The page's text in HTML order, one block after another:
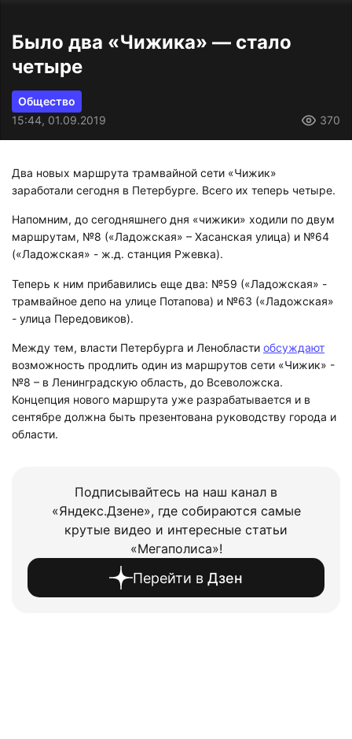
Было два «Чижика» — стало
четыре
Общество
15:44, 01.09.2019
370
Два новых маршрута трамвайной сети «Чижик»
заработали сегодня в Петербурге. Всего их теперь четыре.
Напомним, до сегодняшнего дня «чижики» ходили по двум
маршрутам, №8 («Ладожская» – Хасанская улица) и №64
(«Ладожская» - ж.д. станция Ржевка).
Теперь к ним прибавились еще два: №59 («Ладожская» -
трамвайное депо на улице Потапова) и №63 («Ладожская»
- улица Передовиков).
Между тем, власти Петербурга и Ленобласти обсуждают
возможность продлить один из маршрутов сети «Чижик» -
№8 – в Ленинградскую область, до Всеволожска.
Концепция нового маршрута уже разрабатывается и в
сентябре должна быть презентована руководству города и
области.
Подписывайтесь на наш канал в
«Яндекс.Дзене», где собираются самые
крутые видео и интересные статьи
«Мегаполиса»!
Перейти в Дзен